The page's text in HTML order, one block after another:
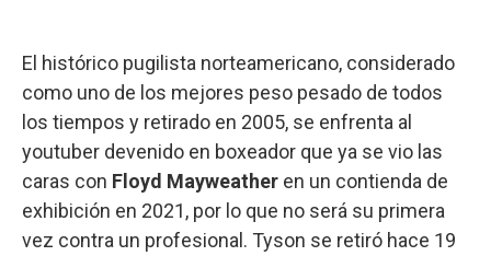
El histórico pugilista norteamericano, considerado
como uno de los mejores peso pesado de todos
los tiempos y retirado en 2005, se enfrenta al
youtuber devenido en boxeador que ya se vio las
caras con Floyd Mayweather en un contienda de
exhibición en 2021, por lo que no será su primera
vez contra un profesional. Tyson se retiró hace 19